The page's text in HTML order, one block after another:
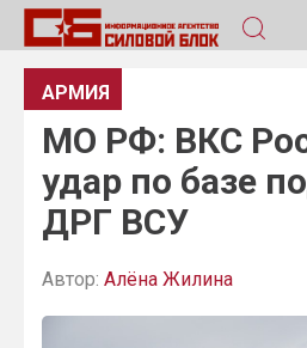
АРМИЯ
МО РФ: ВКС
удар по базе
ДРГ ВСУ
Автор: Алёна Жилина